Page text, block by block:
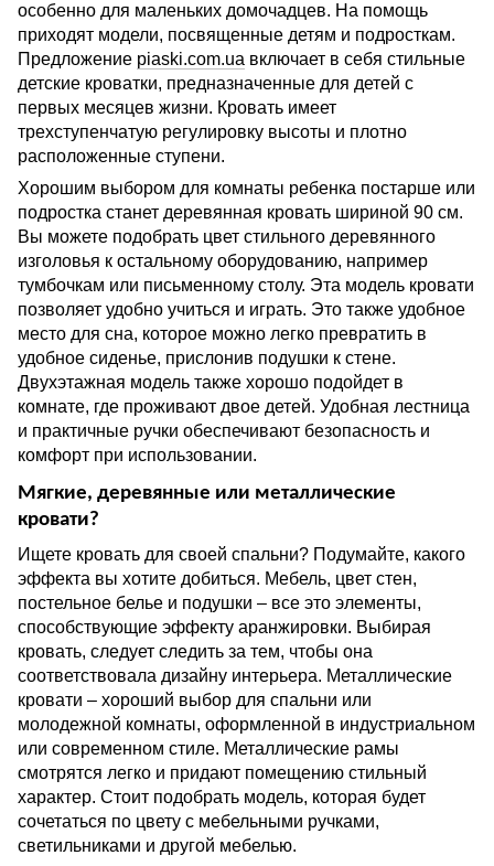
особенно для маленьких домочадцев. На помощь
приходят модели, посвященные детям и подросткам.
Предложение piaski.com.ua включает в себя стильные
детские кроватки, предназначенные для детей с
первых месяцев жизни. Кровать имеет
трехступенчатую регулировку высоты и плотно
расположенные ступени.
Хорошим выбором для комнаты ребенка постарше или
подростка станет деревянная кровать шириной 90 см.
Вы можете подобрать цвет стильного деревянного
изголовья к остальному оборудованию, например
тумбочкам или письменному столу. Эта модель кровати
позволяет удобно учиться и играть. Это также удобное
место для сна, которое можно легко превратить в
удобное сиденье, прислонив подушки к стене.
Двухэтажная модель также хорошо подойдет в
комнате, где проживают двое детей. Удобная лестница
и практичные ручки обеспечивают безопасность и
комфорт при использовании.
Мягкие, деревянные или металлические
кровати?
Ищете кровать для своей спальни? Подумайте, какого
эффекта вы хотите добиться. Мебель, цвет стен,
постельное белье и подушки – все это элементы,
способствующие эффекту аранжировки. Выбирая
кровать, следует следить за тем, чтобы она
соответствовала дизайну интерьера. Металлические
кровати – хороший выбор для спальни или
молодежной комнаты, оформленной в индустриальном
или современном стиле. Металлические рамы
смотрятся легко и придают помещению стильный
характер. Стоит подобрать модель, которая будет
сочетаться по цвету с мебельными ручками,
светильниками и другой мебелью.